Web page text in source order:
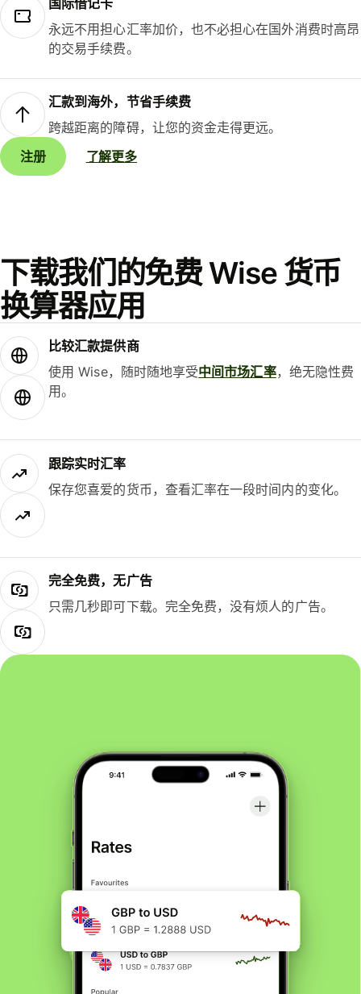
国际借记卡
永远不用担心汇率加价，也不必担心在国外消费时高昂
的交易手续费。
汇款到海外，节省手续费
跨越距离的障碍，让您的资金走得更远。
注册
了解更多
下载我们的免费 Wise 货币
换算器应用
比较汇款提供商
使用 Wise，随时随地享受中间市场汇率，绝无隐性费
用。
跟踪实时汇率
保存您喜爱的货币，查看汇率在一段时间内的变化。
完全免费，无广告
只需几秒即可下载。完全免费，没有烦人的广告。